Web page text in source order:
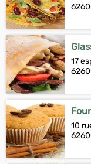
17
10